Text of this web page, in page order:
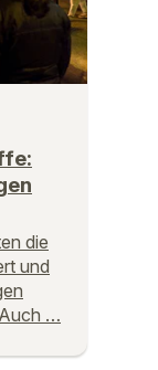
die
und
…